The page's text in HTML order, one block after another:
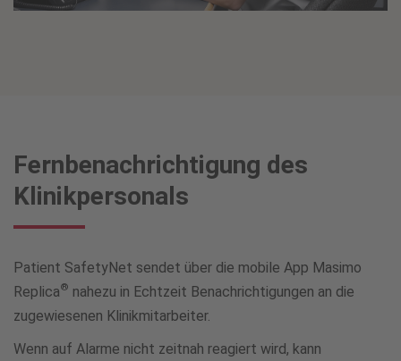
Fernbenachrichtigung des
Klinikpersonals
Patient SafetyNet sendet über die mobile App Masimo
Replica® nahezu in Echtzeit Benachrichtigungen an die
zugewiesenen Klinikmitarbeiter.
Wenn auf Alarme nicht zeitnah reagiert wird, kann